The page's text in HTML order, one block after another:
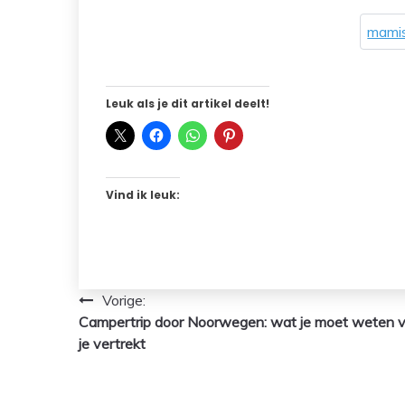
Leuk als je dit artikel deelt!
Vind ik leuk:
Bericht
navigatie
Vorige:
Campertrip door Noorwegen: wat je moet weten
je vertrekt